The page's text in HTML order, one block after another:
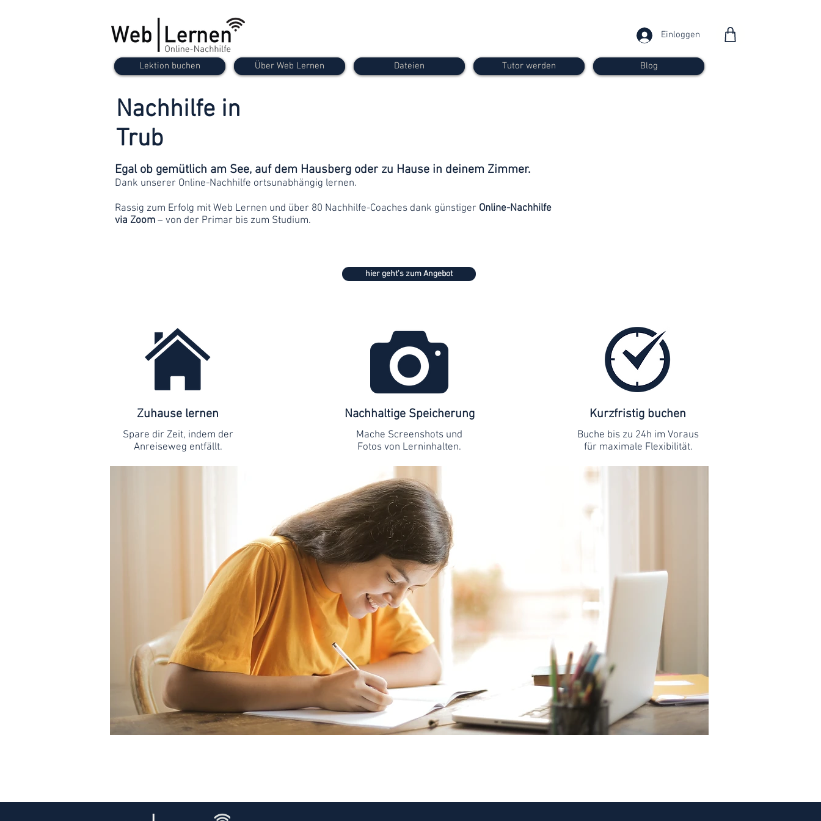
Einloggen
Lektion buchen Über Web Lernen Dateien Tutor werden Blog
Nachhilfe in
Trub
Egal ob gemütlich am See, auf dem Hausberg oder zu Hause in deinem Zimmer.
Dank unserer Online-Nachhilfe ortsunabhängig lernen.
Rassig zum Erfolg mit Web Lernen und über 80 Nachhilfe-Coaches dank günstiger Online-Nachhilfe
via Zoom – von der Primar bis zum Studium.
hier geht's zum Angebot
Zuhause lernen
Spare dir Zeit, indem der
Anreiseweg entfällt.
Nachhaltige Speicherung
Mache Screenshots und
Fotos von Lerninhalten.
Kurzfristig buchen
Buche bis zu 24h im Voraus
für maximale Flexibilität.